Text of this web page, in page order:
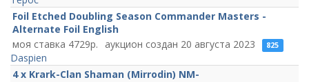
Foil Etched Doubling Season Commander Masters -
Alternate Foil English
4729
20 августа 2023 825
Daspien
4 x Krark-Clan Shaman (Mirrodin) NM-